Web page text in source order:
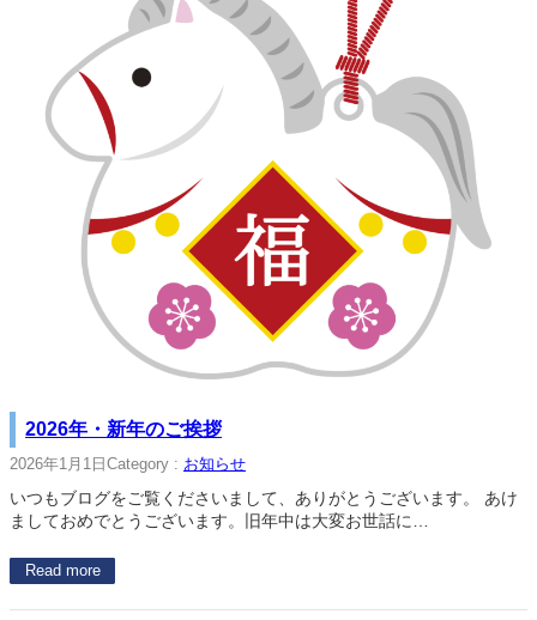
2026年・新年のご挨拶
2026年1月1日 Category : お知らせ
いつもブログをご覧くださいまして、ありがとうございます。 あけ
ましておめでとうございます。旧年中は大変お世話に…
Read more